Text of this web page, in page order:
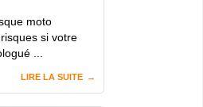
moto
si votre
...
LIRE LA SUITE